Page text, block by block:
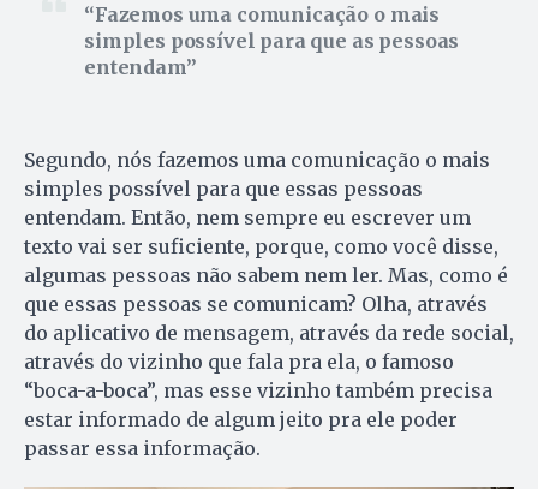
Fazemos uma comunicação o mais
simples possível para que as pessoas
entendam
Segundo, nós fazemos uma comunicação o mais
simples possível para que essas pessoas
entendam. Então, nem sempre eu escrever um
texto vai ser suficiente, porque, como você disse,
algumas pessoas não sabem nem ler. Mas, como é
que essas pessoas se comunicam? Olha, através
do aplicativo de mensagem, através da rede social,
através do vizinho que fala pra ela, o famoso
“boca-a-boca”, mas esse vizinho também precisa
estar informado de algum jeito pra ele poder
passar essa informação.